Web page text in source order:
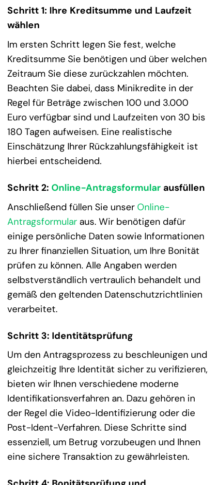
Schritt 1: Ihre Kreditsumme und Laufzeit
wählen
Im ersten Schritt legen Sie fest, welche
Kreditsumme Sie benötigen und über welchen
Zeitraum Sie diese zurückzahlen möchten.
Beachten Sie dabei, dass Minikredite in der
Regel für Beträge zwischen 100 und 3.000
Euro verfügbar sind und Laufzeiten von 30 bis
180 Tagen aufweisen. Eine realistische
Einschätzung Ihrer Rückzahlungsfähigkeit ist
hierbei entscheidend.
Schritt 2: Online-Antragsformular ausfüllen
Anschließend füllen Sie unser Online-
Antragsformular aus. Wir benötigen dafür
einige persönliche Daten sowie Informationen
zu Ihrer finanziellen Situation, um Ihre Bonität
prüfen zu können. Alle Angaben werden
selbstverständlich vertraulich behandelt und
gemäß den geltenden Datenschutzrichtlinien
verarbeitet.
Schritt 3: Identitätsprüfung
Um den Antragsprozess zu beschleunigen und
gleichzeitig Ihre Identität sicher zu verifizieren,
bieten wir Ihnen verschiedene moderne
Identifikationsverfahren an. Dazu gehören in
der Regel die Video-Identifizierung oder die
Post-Ident-Verfahren. Diese Schritte sind
essenziell, um Betrug vorzubeugen und Ihnen
eine sichere Transaktion zu gewährleisten.